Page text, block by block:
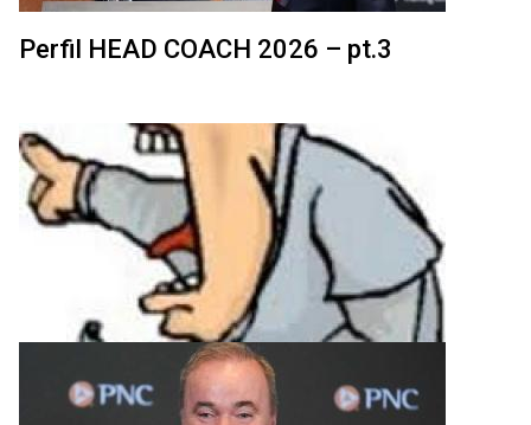
Perfil HEAD COACH 2026 – pt.3